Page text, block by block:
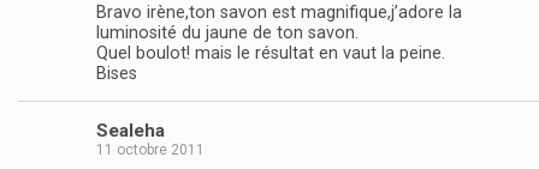
Bravo irène,ton savon est magnifique,j’adore la
luminosité du jaune de ton savon.
Quel boulot! mais le résultat en vaut la peine.
Bises
Sealeha
11 octobre 2011